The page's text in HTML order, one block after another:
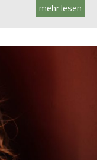
mehr lesen